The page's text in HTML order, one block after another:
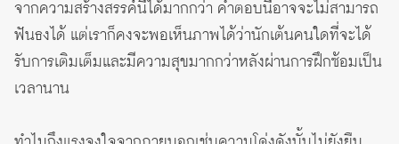
จากความสร้างสรรค์นี้ได้มากกว่า คำตอบนี้อาจจะไม่สามารถ
ฟันธงได้ แต่เราก็คงจะพอเห็นภาพได้ว่านักเต้นคนใดที่จะได้
รับการเติมเต็มและมีความสุขมากกว่าหลังผ่านการฝึกซ้อมเป็น
เวลานาน